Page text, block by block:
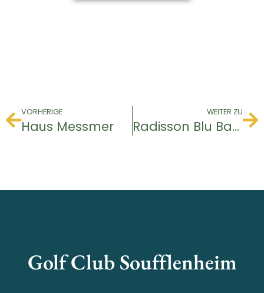
VORHERIGE
Haus Messmer
WEITER ZU
Radisson Blu Badischer Hof Hotel
Golf Club Soufflenheim